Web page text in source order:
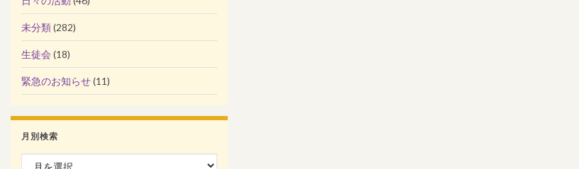
未分類(282)
生徒会 (18)
緊急のお知らせ(11)
月別検索
月別検索